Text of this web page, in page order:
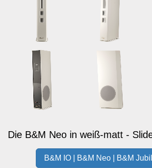
Die B&M Neo in weiß-matt -
B&M IO | B&M Neo | B&M